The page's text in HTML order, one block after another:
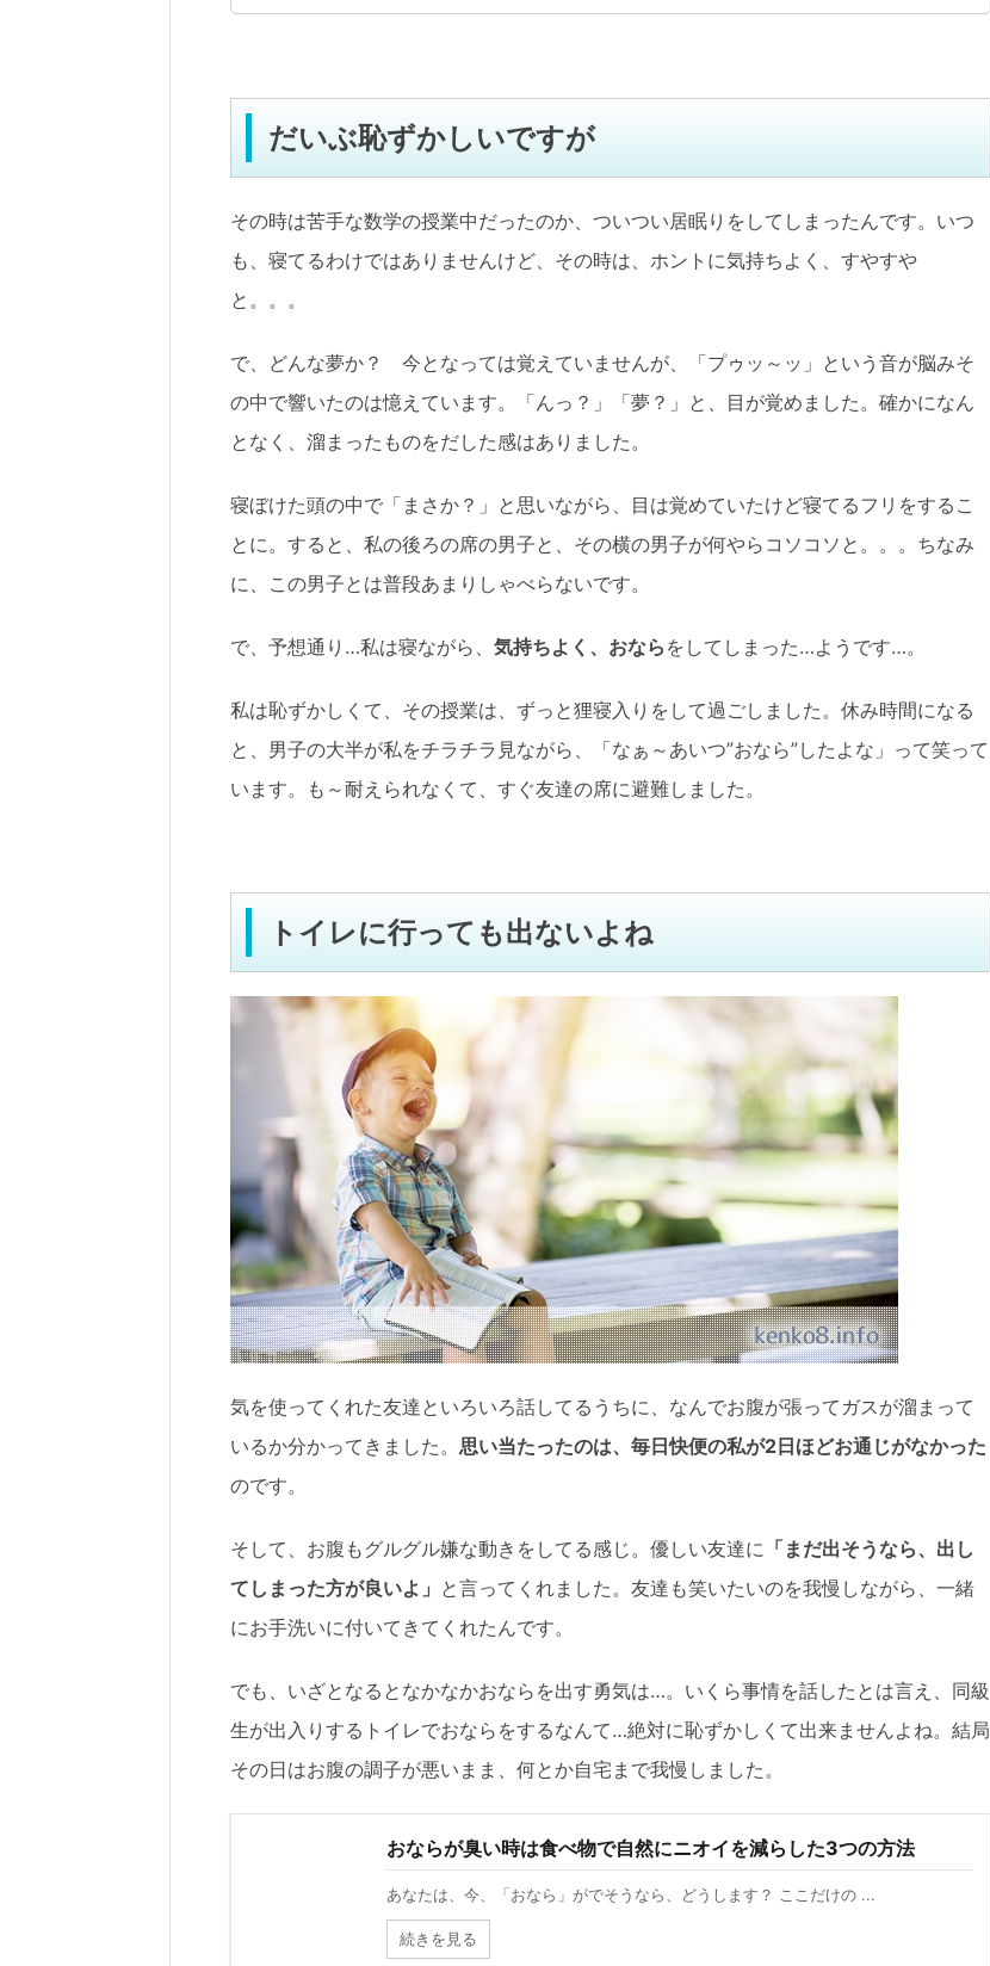
だいぶ恥ずかしいですが
その時は苦手な数学の授業中だったのか、ついつい居眠りをしてしまったんです。いつ
も、寝てるわけではありませんけど、その時は、ホントに気持ちよく、すやすや
と。。。
で、どんな夢か？ 今となっては覚えていませんが、「プゥッ～ッ」という音が脳みそ
の中で響いたのは憶えています。「んっ？」「夢？」と、目が覚めました。確かになん
となく、溜まったものをだした感はありました。
寝ぼけた頭の中で「まさか？」と思いながら、目は覚めていたけど寝てるフリをするこ
とに。すると、私の後ろの席の男子と、その横の男子が何やらコソコソと。。。ちなみ
に、この男子とは普段あまりしゃべらないです。
で、予想通り…私は寝ながら、 気持ちよく、おなら をしてしまった…ようです…。
私は恥ずかしくて、その授業は、ずっと狸寝入りをして過ごしました。休み時間になる
と、男子の大半が私をチラチラ見ながら、「なぁ～あいつ”おなら”したよな」って笑って
います。も～耐えられなくて、すぐ友達の席に避難しました。
トイレに行っても出ないよね
気を使ってくれた友達といろいろ話してるうちに、なんでお腹が張ってガスが溜まって
いるか分かってきました。 思い当たったのは、毎日快便の私が2日ほどお通じがなかった
のです。
そして、お腹もグルグル嫌な動きをしてる感じ。優しい友達に 「まだ出そうなら、出し
てしまった方が良いよ」 と言ってくれました。友達も笑いたいのを我慢しながら、一緒
にお手洗いに付いてきてくれたんです。
でも、いざとなるとなかなかおならを出す勇気は…。いくら事情を話したとは言え、同級
生が出入りするトイレでおならをするなんて…絶対に恥ずかしくて出来ませんよね。結局
その日はお腹の調子が悪いまま、何とか自宅まで我慢しました。
おならが臭い時は食べ物で自然にニオイを減らした3つの方法
あなたは、今、「おなら」がでそうなら、どうします？ ここだけの ...
続きを見る